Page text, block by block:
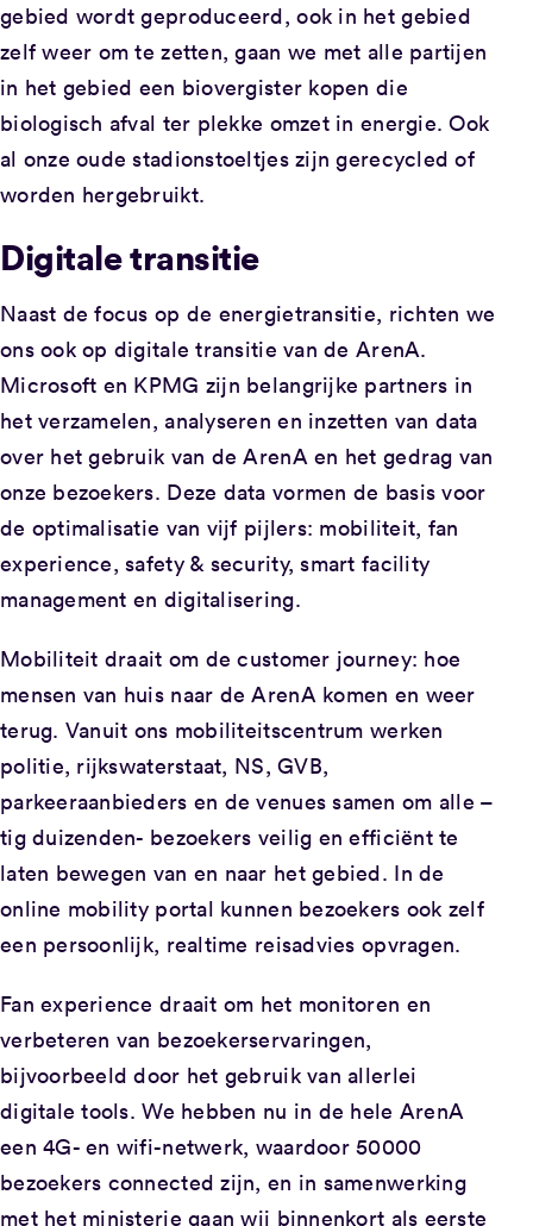
gebied wordt geproduceerd, ook in het gebied
zelf weer om te zetten, gaan we met alle partijen
in het gebied een biovergister kopen die
biologisch afval ter plekke omzet in energie. Ook
al onze oude stadionstoeltjes zijn gerecycled of
worden hergebruikt.
Digitale transitie
Naast de focus op de energietransitie, richten we
ons ook op digitale transitie van de ArenA.
Microsoft en KPMG zijn belangrijke partners in
het verzamelen, analyseren en inzetten van data
over het gebruik van de ArenA en het gedrag van
onze bezoekers. Deze data vormen de basis voor
de optimalisatie van vijf pijlers: mobiliteit, fan
experience, safety & security, smart facility
management en digitalisering.
Mobiliteit draait om de customer journey: hoe
mensen van huis naar de ArenA komen en weer
terug. Vanuit ons mobiliteitscentrum werken
politie, rijkswaterstaat, NS, GVB,
parkeeraanbieders en de venues samen om alle –
tig duizenden- bezoekers veilig en efficiënt te
laten bewegen van en naar het gebied. In de
online mobility portal kunnen bezoekers ook zelf
een persoonlijk, realtime reisadvies opvragen.
Fan experience draait om het monitoren en
verbeteren van bezoekerservaringen,
bijvoorbeeld door het gebruik van allerlei
digitale tools. We hebben nu in de hele ArenA
een 4G- en wifi-netwerk, waardoor 50000
bezoekers connected zijn, en in samenwerking
met het ministerie gaan wij binnenkort als eerste